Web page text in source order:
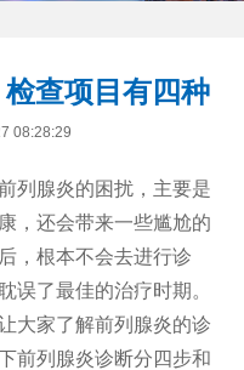
查项目有四种
08:28:29
列腺炎的困扰，主要是
，还会带来一些尴尬的
，根本不会去进行诊
误了最佳的治疗时期。
大家了解前列腺炎的诊
前列腺炎诊断分四步和